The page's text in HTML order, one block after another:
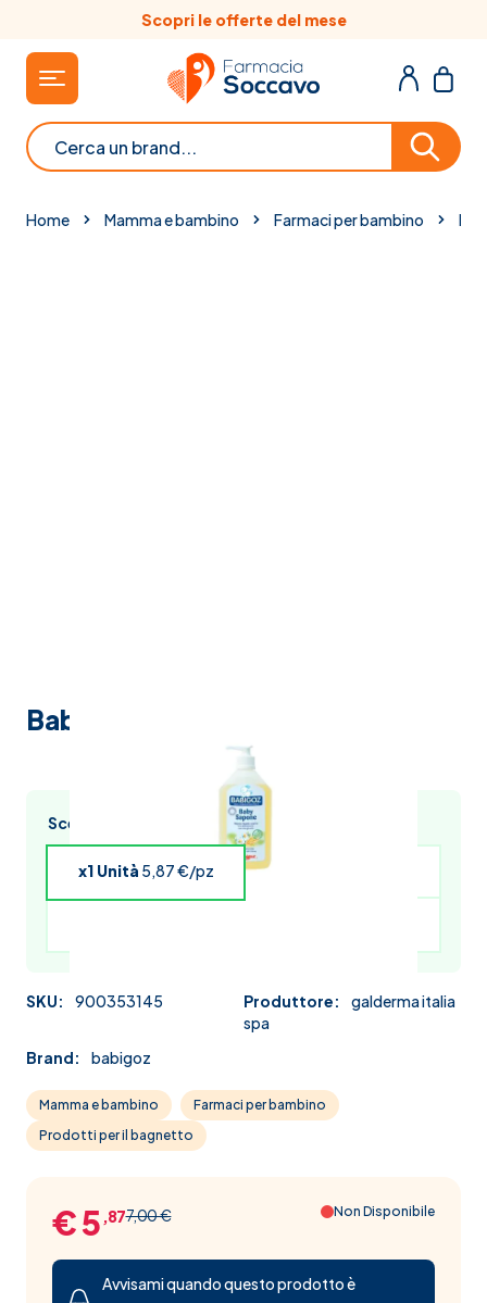
Salta al contenutoScopri le offerte del mese
Cerca
Home Mamma e bambino Farmaci per bambino
Babigoz babysapone 400ml
Scegli l’acquisto multiplo e risparmia
x1 Unità 5,87 €/pz
SKU: 900353145 Produttore:
galderma italia
spa
Brand:
babigoz
Mamma e bambino
Farmaci per bambino
Prodotti per il bagnetto
7,00 €
€ 5 ,87 Non Disponibile
Avvisami quando questo prodotto è